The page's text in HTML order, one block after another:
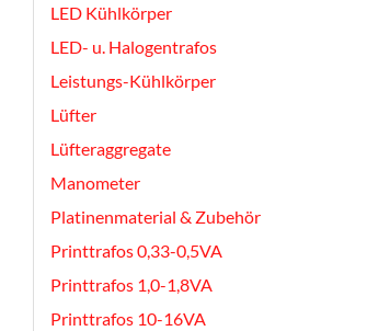
LED Kühlkörper
LED- u. Halogentrafos
Leistungs-Kühlkörper
Lüfter
Lüfteraggregate
Manometer
Platinenmaterial & Zubehör
Printtrafos 0,33-0,5VA
Printtrafos 1,0-1,8VA
Printtrafos 10-16VA